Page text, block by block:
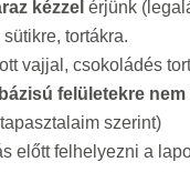
kézzel érjünk
tortákra.
vajjal, csokoládés
felületekre
szerint)
előtt felhelyezni a